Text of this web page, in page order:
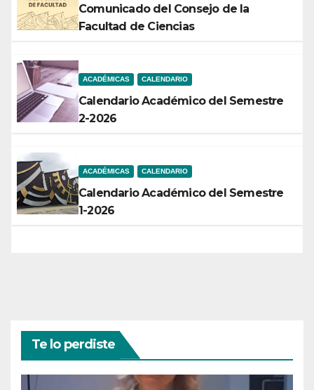
Comunicado del Consejo de la
Facultad de Ciencias
ACADÉMICAS CALENDARIO
Calendario Académico del Semestre
2-2026
ACADÉMICAS CALENDARIO
Calendario Académico del Semestre
1-2026
Te lo perdiste